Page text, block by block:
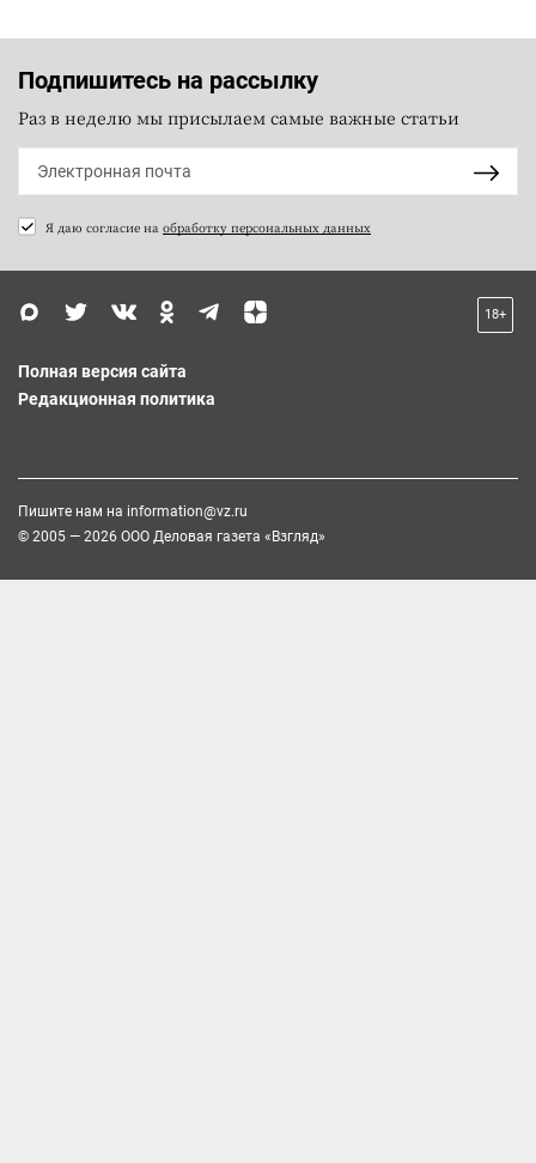
Подпишитесь на рассылку
Раз в неделю мы присылаем самые важные статьи
Я даю согласие на обработку персональных данных
18+
Полная версия сайта
Редакционная политика
Пишите нам на information@vz.ru
© 2005 — 2026 ООО Деловая газета «Взгляд»